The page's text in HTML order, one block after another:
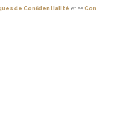
de Confidentialité et es Con